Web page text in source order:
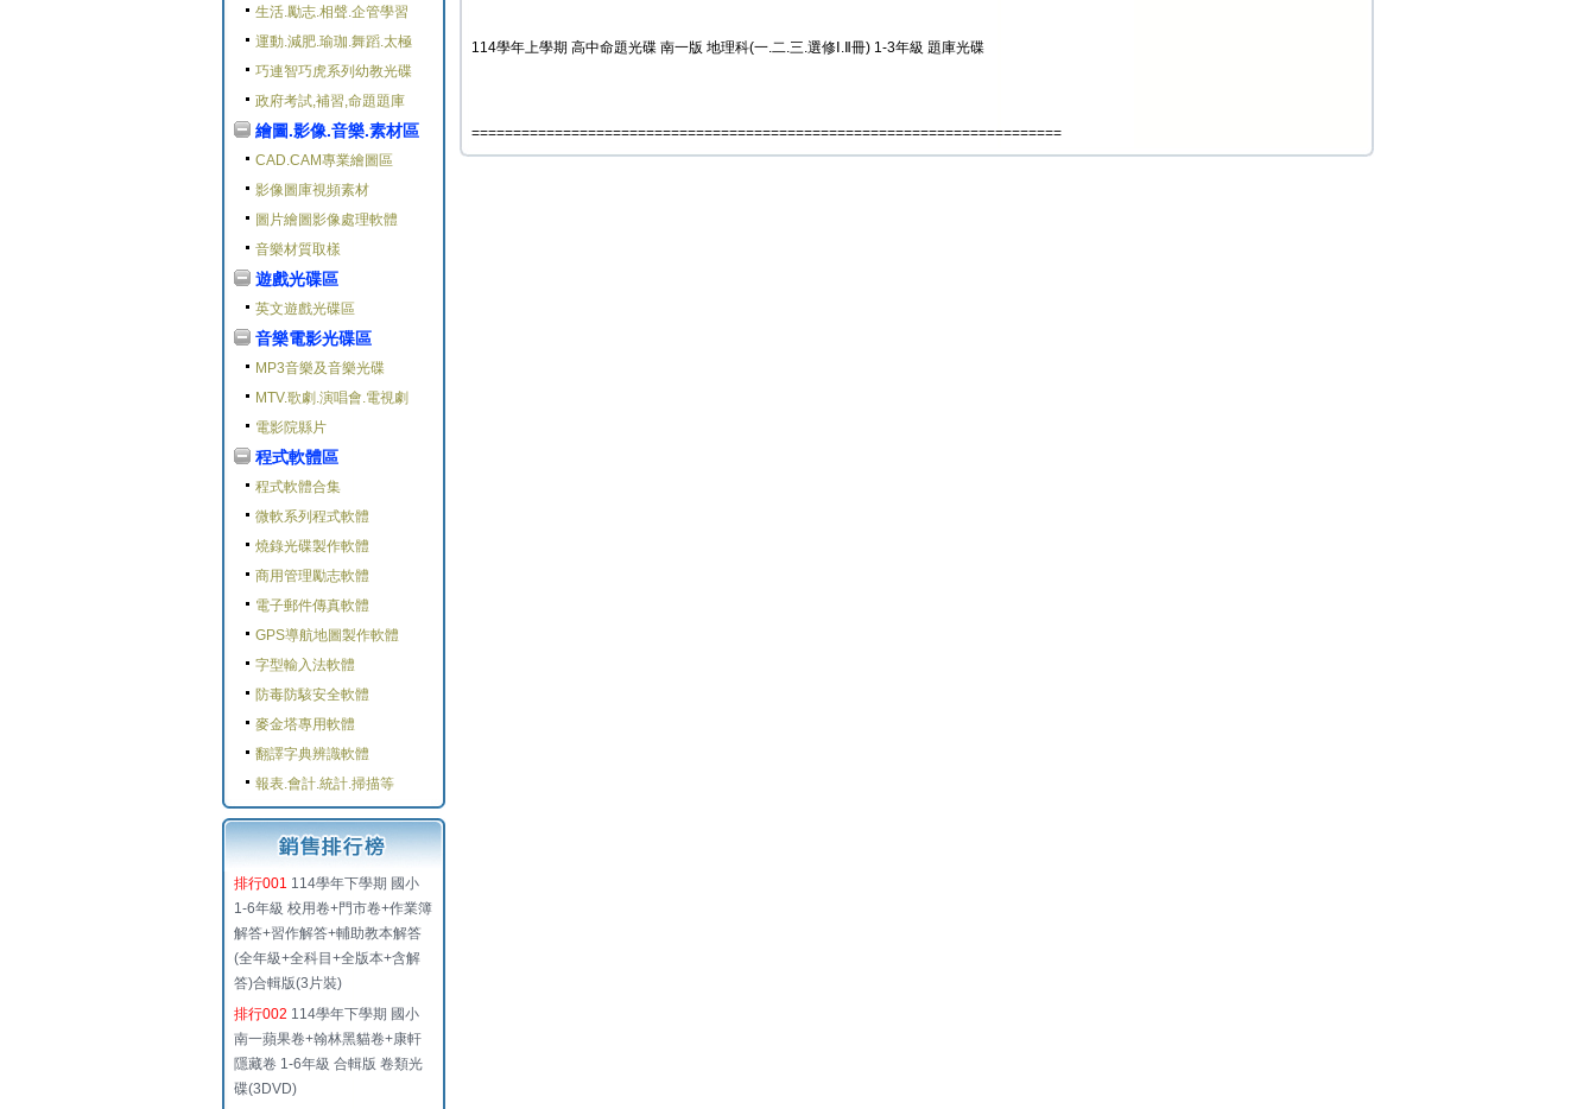
生活.勵志.相聲.企管學習
運動.減肥.瑜珈.舞蹈.太極
巧連智巧虎系列幼教光碟
政府考試,補習,命題題庫
繪圖.影像.音樂.素材區
CAD.CAM專業繪圖區
影像圖庫視頻素材
圖片繪圖影像處理軟體
音樂材質取樣
遊戲光碟區
英文遊戲光碟區
音樂電影光碟區
MP3音樂及音樂光碟
MTV.歌劇.演唱會.電視劇
電影院縣片
程式軟體區
程式軟體合集
微軟系列程式軟體
燒錄光碟製作軟體
商用管理勵志軟體
電子郵件傳真軟體
GPS導航地圖製作軟體
字型輸入法軟體
防毒防駭安全軟體
麥金塔專用軟體
翻譯字典辨識軟體
報表.會計.統計.掃描等
排行001 114學年下學期 國小
1-6年級 校用卷+門市卷+作業簿
解答+習作解答+輔助教本解答
(全年級+全科目+全版本+含解
答)合輯版(3片裝)
排行002 114學年下學期 國小
南一蘋果卷+翰林黑貓卷+康軒
隱藏卷 1-6年級 合輯版 卷類光
碟(3DVD)
114學年上學期 高中命題光碟 南一版 地理科(一.二.三.選修Ⅰ.Ⅱ冊) 1-3年級 題庫光碟
=======================================================================